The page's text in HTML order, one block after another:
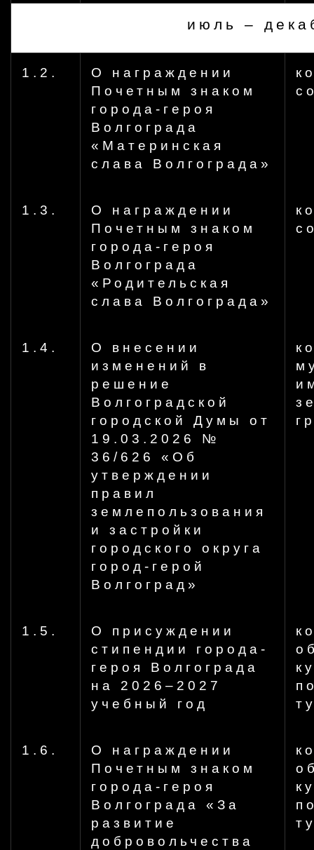
июль –
1.2.
О награждении
Почетным знаком
города-героя
Волгограда
«Материнская
слава Волгограда»
1.3.
О награждении
Почетным знаком
города-героя
Волгограда
«Родительская
слава Волгограда»
1.4.
О внесении
изменений в
решение
Волгоградской
городской Думы от
19.03.2026 №
36/626 «Об
утверждении
правил
землепользования
и застройки
городского округа
город-герой
Волгоград»
1.5.
О присуждении
стипендии города-
героя Волгограда
на 2026–2027
учебный год
1.6.
О награждении
Почетным знаком
города-героя
Волгограда «За
развитие
добровольчества